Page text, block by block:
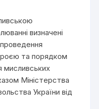
визначені
та порядком
мисливських
Міністерства
України від